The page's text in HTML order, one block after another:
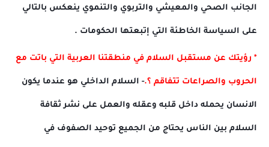
الجانب الصحي والمعيشي والتربوي والتنموي ينعكس بالتالي
على السياسة الخاطئة التي إتبعتها الحكومات .
* رؤيتك عن مستقبل السلام في منطقتنا العربية التي باتت مع
الحروب والصراعات تتفاقم ؟.- السلام الداخلي هو عندما يكون
الانسان يحمله داخل قلبه وعقله والعمل على نشر ثقافة
السلام بين الناس يحتاج من الجميع توحيد الصفوف في